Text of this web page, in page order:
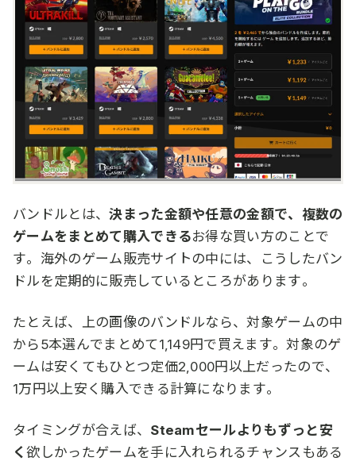
バンドルとは、決まった金額や任意の金額で、複数の
ゲームをまとめて購入できるお得な買い方のことで
す。海外のゲーム販売サイトの中には、こうしたバン
ドルを定期的に販売しているところがあります。
たとえば、上の画像のバンドルなら、対象ゲームの中
から5本選んでまとめて1,149円で買えます。対象のゲ
ームは安くてもひとつ定価2,000円以上だったので、
1万円以上安く購入できる計算になります。
タイミングが合えば、 Steamセールよりもずっと安
く欲しかったゲームを手に入れられるチャンスもある